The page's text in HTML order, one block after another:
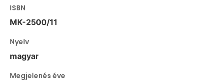
ISBN
MK-2500/11
Nyelv
magyar
Megjelenés éve